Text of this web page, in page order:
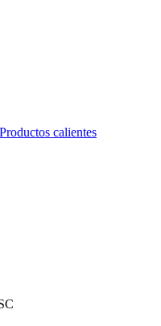
Productos calientes